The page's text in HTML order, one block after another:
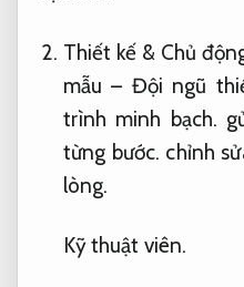
Thiết kế & Chủ
mẫu – Đội ngũ
trình minh bạch.
từng bước. chỉnh
lòng.
Kỹ thuật viên.